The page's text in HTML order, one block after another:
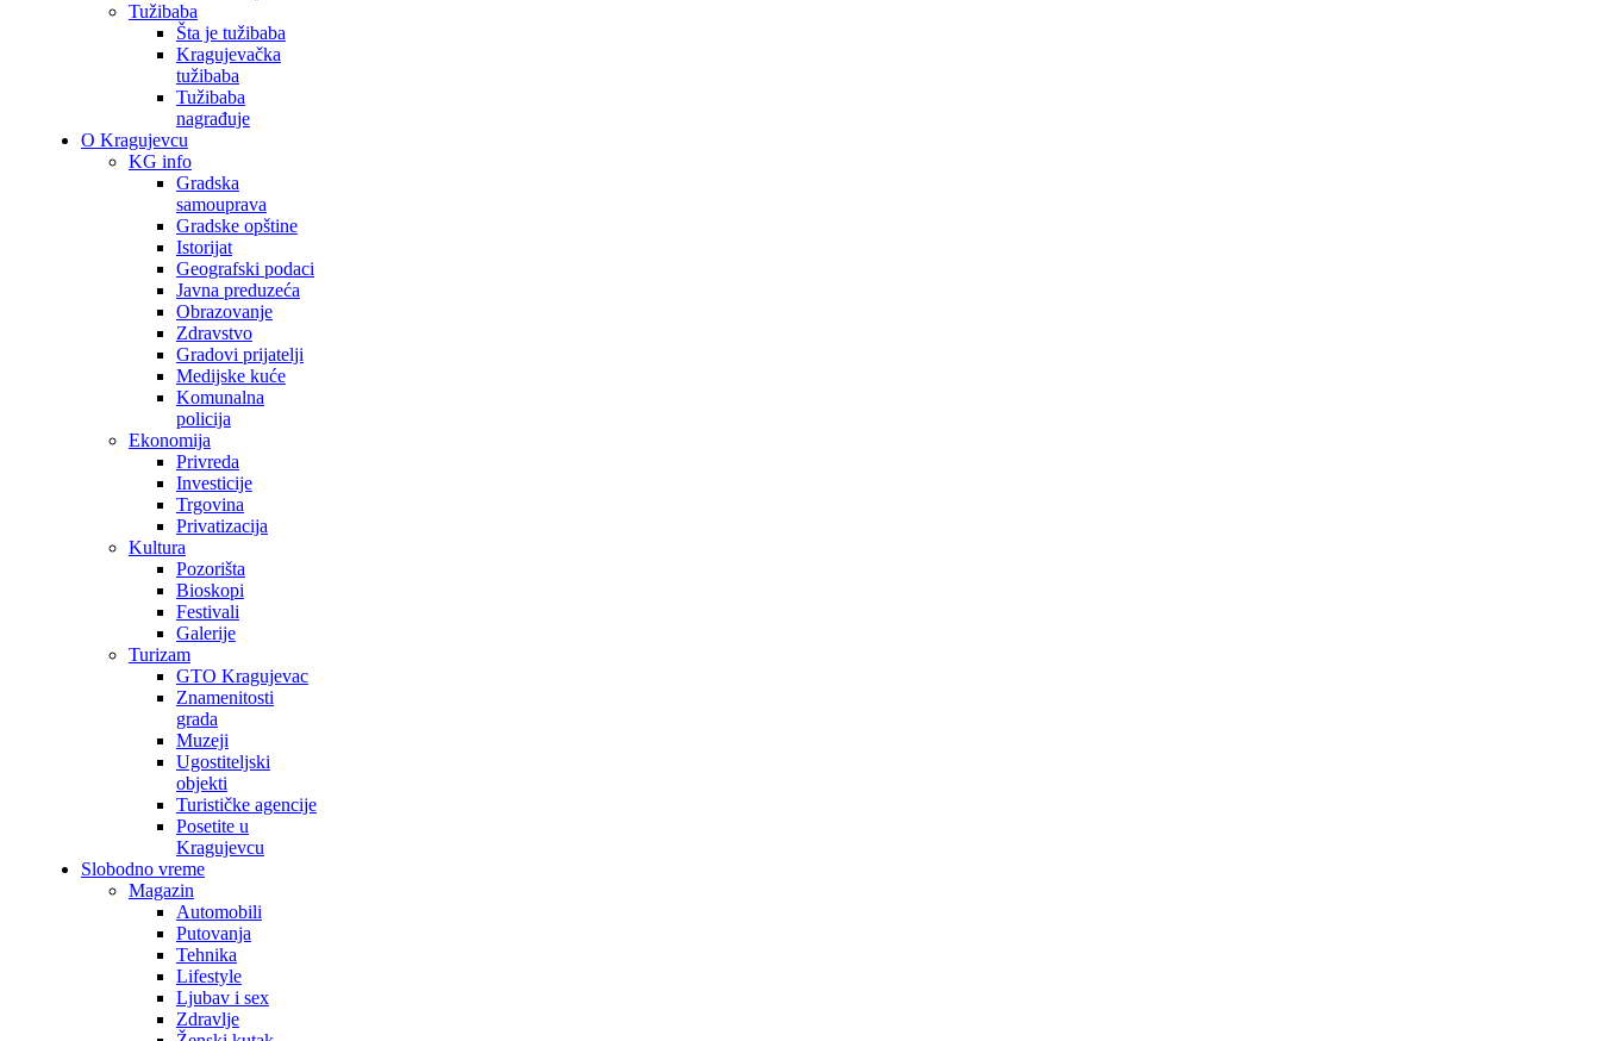
Tužibaba
Šta je tužibaba
Kragujevačka
tužibaba
Tužibaba
nagrađuje
O Kragujevcu
KG info
Gradska
samouprava
Gradske opštine
Istorijat
Geografski podaci
Javna preduzeća
Obrazovanje
Zdravstvo
Gradovi prijatelji
Medijske kuće
Komunalna
policija
Ekonomija
Privreda
Investicije
Trgovina
Privatizacija
Kultura
Pozorišta
Bioskopi
Festivali
Galerije
Turizam
GTO Kragujevac
Znamenitosti
grada
Muzeji
Ugostiteljski
objekti
Turističke agencije
Posetite u
Kragujevcu
Slobodno vreme
Magazin
Automobili
Putovanja
Tehnika
Lifestyle
Ljubav i sex
Zdravlje